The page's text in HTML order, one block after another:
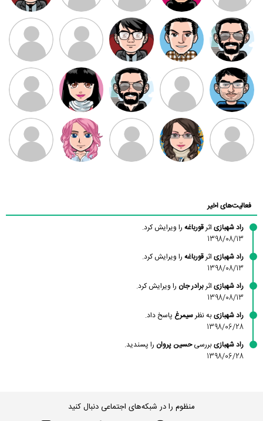
ممدرضا رضا کاظمی زهرا ~ ابتین
سید محمد
موسوی
مهدی فرهمند مهدی سلطانی داود رضیی
طرفدار میلی
بابی براون
کیوان کیانی
سامان راحمی امیردلتا امیروو ملیکا منتظری عارفه داستانپور
فعالیت‌های اخیر
راد شهبازی اثرقورباغه را ویرایش کرد.
1398/08/13
راد شهبازی اثرقورباغه را ویرایش کرد.
1398/08/13
راد شهبازی اثربرادر جان را ویرایش کرد.
1398/08/13
راد شهبازیبه نظرسیمرغ پاسخ داد.
1398/06/28
راد شهبازیبررسیحسین پروان را پسندید.
1398/06/28
منظوم را در شبکه‌های اجتماعی دنبال کنید